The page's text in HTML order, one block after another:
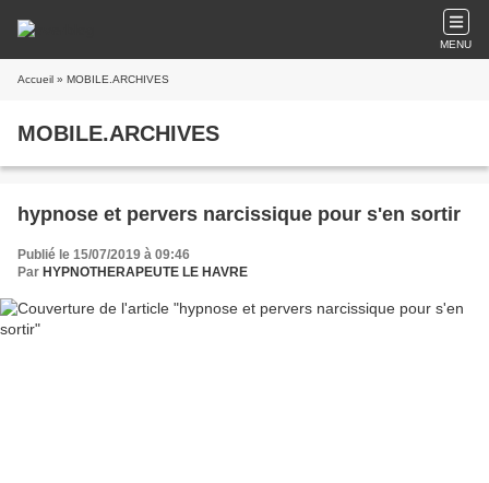
MENU
Accueil » MOBILE.ARCHIVES
MOBILE.ARCHIVES
hypnose et pervers narcissique pour s'en sortir
Publié le 15/07/2019 à 09:46
Par HYPNOTHERAPEUTE LE HAVRE